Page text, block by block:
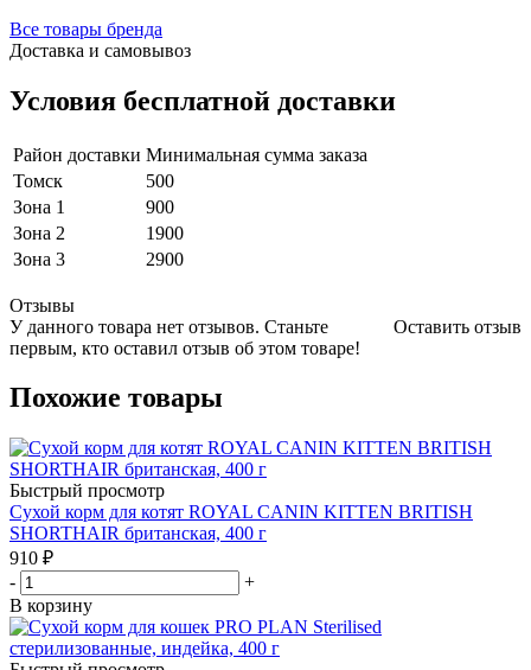
Все товары бренда
Доставка и самовывоз
Условия бесплатной доставки
Район доставки Минимальная сумма заказа
Томск
500
Зона 1
900
Зона 2
1900
Зона 3
2900
Отзывы
Оставить отзыв
У данного товара нет отзывов. Станьте
первым, кто оставил отзыв об этом товаре!
Похожие товары
Быстрый просмотр
Сухой корм для котят ROYAL CANIN KITTEN BRITISH
SHORTHAIR британская, 400 г
910 ₽
-
+
В корзину